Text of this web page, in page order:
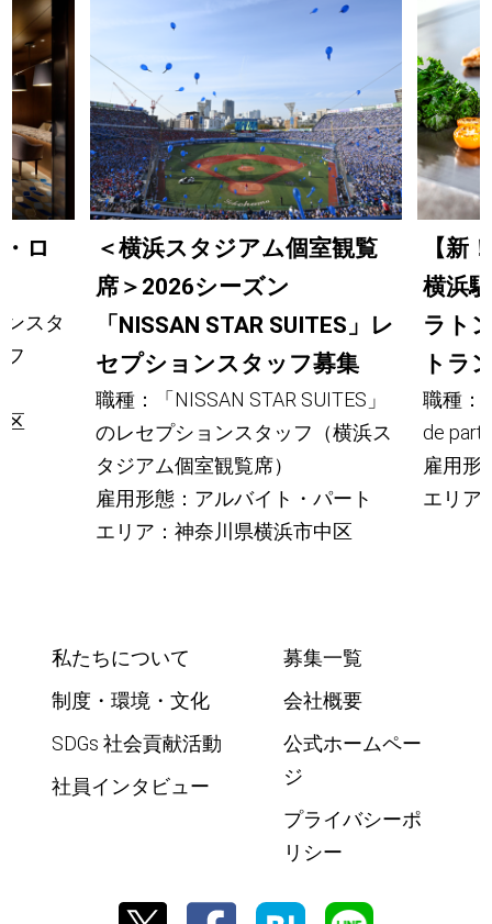
ロ
スタ
区
＜横浜スタジアム個室観覧
席＞2026シーズン
「NISSAN STAR SUITES」レ
セプションスタッフ募集
職種：「NISSAN STAR SUITES」
のレセプションスタッフ（横浜ス
タジアム個室観覧席）
雇用形態：アルバイト・パート
エリア：神奈川県横浜市中区
【新
横浜
ラト
トラ
職種：
de
雇用形
エリア
私たちについて
制度・環境・文化
SDGs 社会貢献活動
社員インタビュー
募集一覧
会社概要
公式ホームペー
ジ
プライバシーポ
リシー